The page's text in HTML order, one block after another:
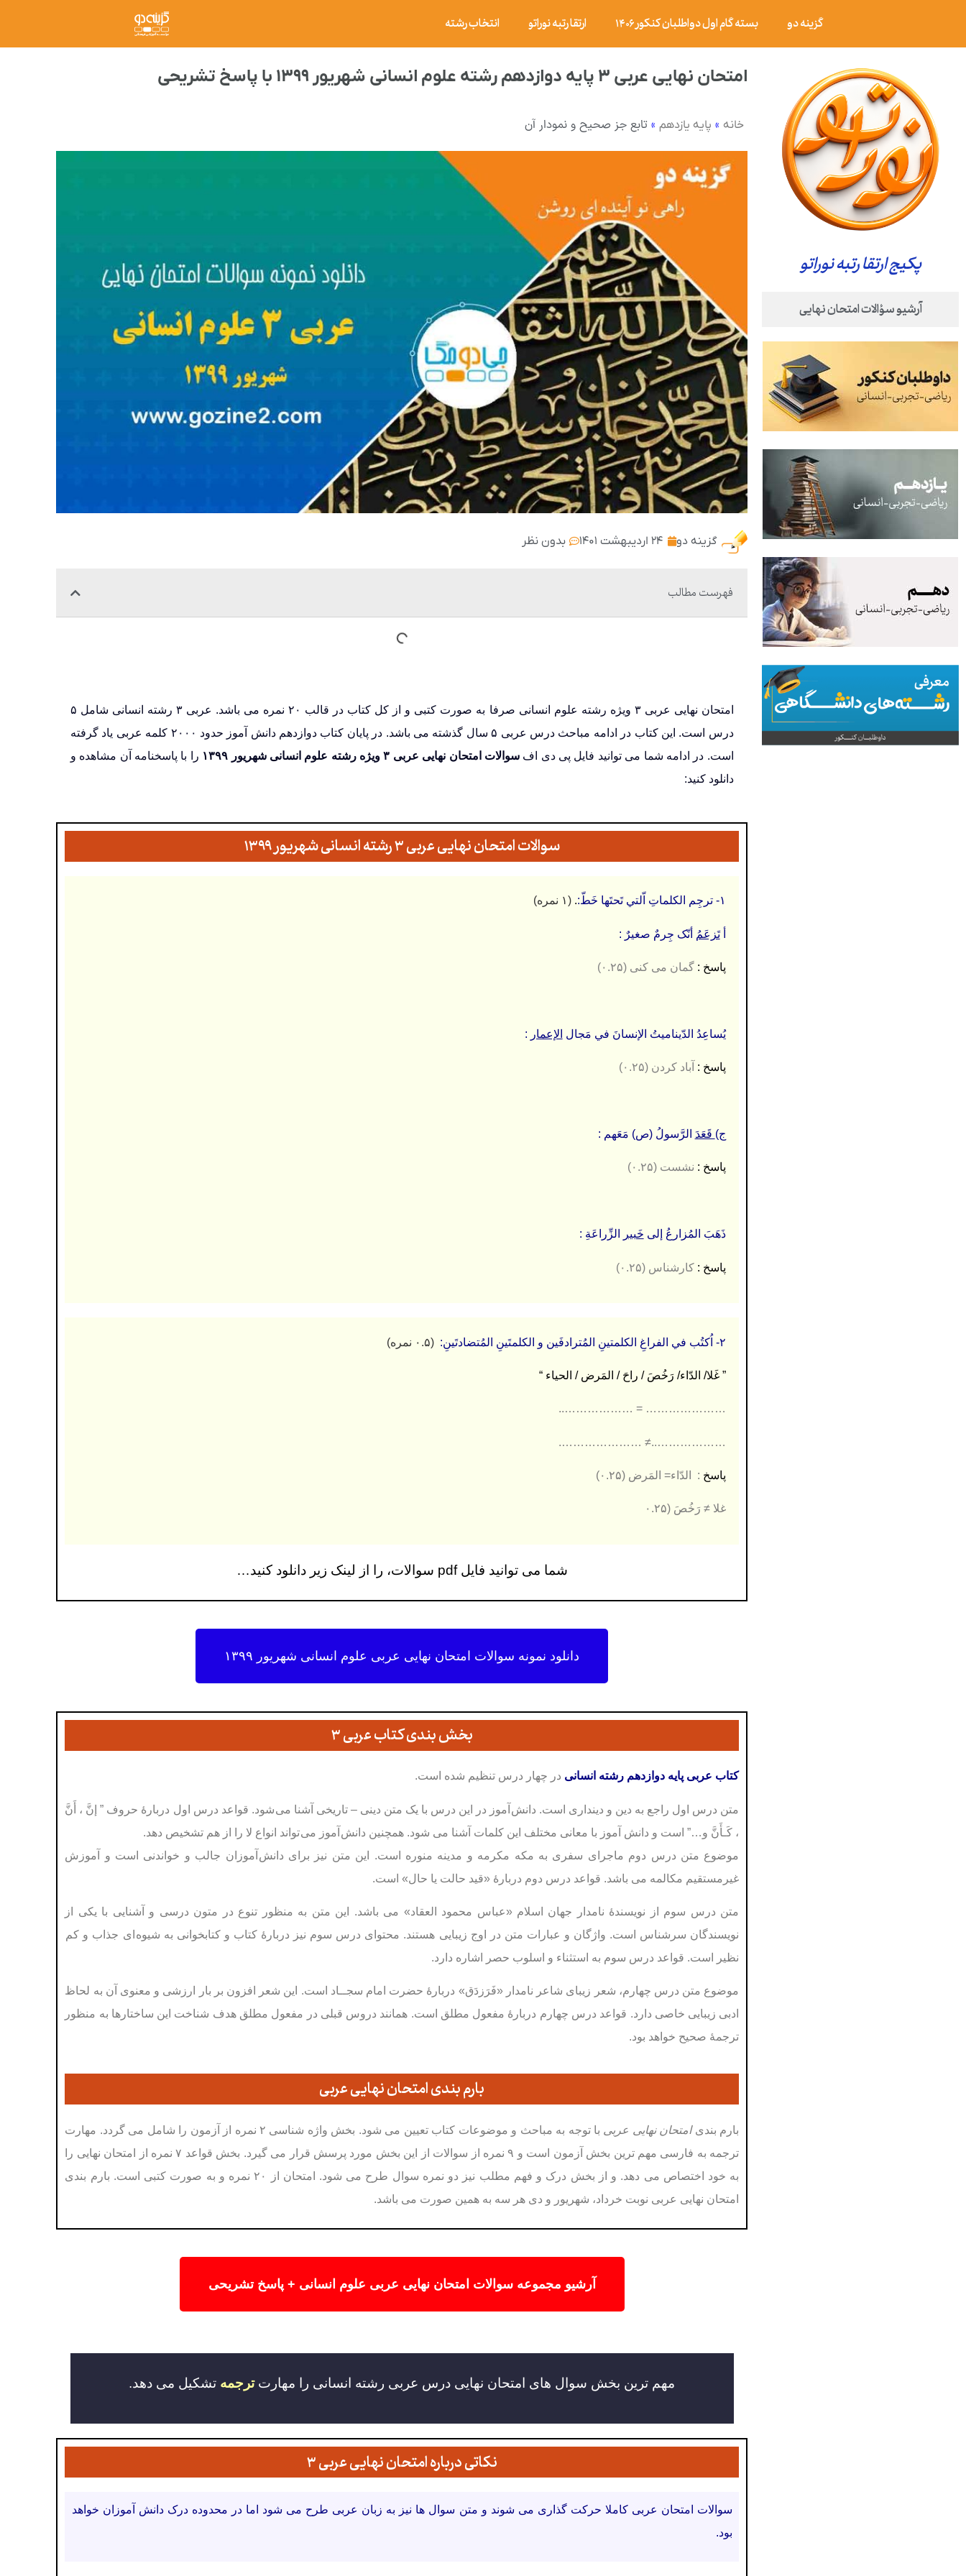
گزینه دو بسته گام اول دواطلبان کنکور ۱۴۰۶ ارتقا رتبه نوراتو انتخاب رشته
پکیج ارتقا رتبه نوراتو
آرشیو سؤالات امتحان نهایی
امتحان نهایی عربی ۳ پایه دوازدهم رشته علوم انسانی شهریور ۱۳۹۹ با پاسخ تشریحی
خانه » پایه یازدهم » تابع جز صحیح و نمودار آن
گزینه دو ۲۴ اردیبهشت ۱۴۰۱ بدون نظر
فهرست مطالب
امتحان نهایی عربی ۳ ویژه رشته علوم انسانی صرفا به صورت کتبی و از کل کتاب در قالب ۲۰ نمره می باشد. عربی ۳ رشته انسانی شامل ۵
درس است. این کتاب در ادامه مباحث درس عربی ۵ سال گذشته می باشد. در پایان کتاب دوازدهم دانش آموز حدود ۲۰۰۰ کلمه عربی یاد گرفته
است. در ادامه شما می توانید فایل پی دی افسوالات امتحان نهایی عربی ۳ ویژه رشته علوم انسانی شهریور ۱۳۹۹
را با پاسخنامه آن مشاهده و
دانلود کنید:
سوالات امتحان نهایی عربی ۳ رشته انسانی شهریور ۱۳۹۹
۱- ترجِم الکلماتِ اّلتي تَحتَها خَطّ: . (۱ نمره)
أتَزعَمُ أنّک جِرمٌ صغیرٌ :
پاسخ : گمان می کنی (۰.۲۵)
یُساعِدُ الدّینامیتُ الإنسانَ في مَجال الإعمار :
پاسخ : آباد کردن (۰.۲۵)
ج) قَعَدَ الرَّسولُ (ص) مَعَهم :
پاسخ : نشست (۰.۲۵)
ذَهَبَ المُزارعُ إلی خَبیر الزِّراعَةِ :
پاسخ : کارشناس (۰.۲۵)
۲- اُکتُب في الفراغِ الکلمتینِ المُترادفَین و الکلمتَینِ المُتضادتَینِ: (۰.۵ نمره)
” غَلا/ الدّاء/ رَخُصَ / راحَ / المَرض / الحیاء “
………………… = ………………..
………………..≠ ………………….
پاسخ : الدّاء= المَرض (۰.۲۵)
غلا ≠ رَخُصَ (۰.۲۵
شما می توانید فایل pdf سوالات، را از لینک زیر دانلود کنید…
دانلود نمونه سوالات امتحان نهایی عربی علوم انسانی شهریور ۱۳۹۹
بخش بندی کتاب عربی ۳
کتاب عربی پايە دوازدهم رشته انسانی در چهار درس تنظیم شده است.
متن درس اول راجع به دين و دينداری است. دانش آموز در اين درس با يک متن دينی – تاريخی آشنا می شود. قواعد درس اول دربارۀ حروف ” إنَّ ، أَنَّ
، کَـأَنَّ و…” است و دانش آموز با معانی مختلف اين کلمات آشنا می شود. همچنين دانش آموز می تواند انواع لا را از هم تشخيص دهد.
موضوع متن درس دوم ماجرای سفری به مکه مکرمه و مدينە منوره است. اين متن نيز برای دانش آموزان جالب و خواندنی است و آموزش
غیرمستقیم مکالمه می باشد. قواعد درس دوم دربارۀ «قيد حالت يا حال» است.
متن درس سوم از نويسندۀ نامدار جهان اسلام«عباس محمود العقاد» می باشد.
اين متن به منظور تنوع در متون درسی و آشنايی با يکی از
نويسندگان سرشناس است. واژگان و عبارات متن در اوج زيبايی هستند. محتوای درس سوم نيز دربارۀ کتاب و کتابخوانی به شيوه ای جذاب و کم
نظير است. قواعد درس سوم به استثناء و اسلوب حصر اشاره دارد.
موضوع متن درس چهارم، شعر زيبای شاعر نامدار «فَرَزدَق» دربارۀ حضرت امام سجــاد است. اين شعر افزون بر بار ارزشی و معنوی آن به لحاظ
ادبی زيبايی خاصی دارد. قواعد درس چهارم دربارۀ مفعول مطلق است. همانند دروس قبلی در مفعول مطلق هدف شناخت اين ساختارها به منظور
ترجمۀ صحيح خواهد بود.
بارم بندی امتحان نهایی عربی
بارم بندی امتحان نهایی عربی
با توجه به مباحث و موضوعات کتاب تعیین می شود. بخش واژه شناسی ۲ نمره از آزمون را شامل می گردد. مهارت
ترجمه به فارسی مهم ترین بخش آزمون است و ۹ نمره از سوالات از این بخش مورد پرسش قرار می گیرد. بخش قواعد ۷ نمره از امتحان نهایی را
به خود اختصاص می دهد. و از بخش درک و فهم مطلب نیز دو نمره سوال طرح می شود. امتحان از ۲۰ نمره و به صورت کتبی است. بارم بندی
امتحان نهایی عربی نوبت خرداد، شهریور و دی هر سه به همین صورت می باشد.
آرشیو مجموعه سوالات امتحان نهایی عربی علوم انسانی + پاسخ تشریحی
مهم ترین بخش سوال های امتحان نهایی درس عربی رشته انسانی را مهارتترجمه تشکیل می دهد.
نکاتی درباره امتحان نهایی عربی ۳
سوالات امتحان عربی کاملا حرکت گذاری می شوند و متن سوال ها نیز به زبان عربی طرح می شود اما در محدوده درک دانش آموزان خواهد
بود.